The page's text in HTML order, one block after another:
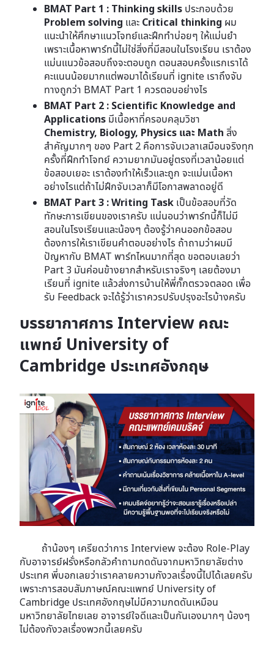
BMAT Part 1 : Thinking skills ประกอบด้วย
Problem solving และ Critical thinking ผม
แนะนำให้ศึกษาแนวโจทย์และฝึกทำบ่อยๆ ให้แม่นยำ
เพราะเนื้อหาพาร์ทนี้ไม่ใช่สิ่งที่มีสอนในโรงเรียน เราต้อง
แม่นแนวข้อสอบถึงจะตอบถูก ตอนสอบครั้งแรกเราได้
คะแนนน้อยมากแต่พอมาได้เรียนที่ ignite เราถึงจับ
ทางถูกว่า BMAT Part 1 ควรตอบอย่างไร
BMAT Part 2 : Scientific Knowledge and
Applications มีเนื้อหาที่ครอบคลุมวิชา
Chemistry, Biology, Physics และ Math สิ่ง
สำคัญมากๆ ของ Part 2 คือการจับเวลาเสมือนจริงทุก
ครั้งที่ฝึกทำโจทย์ ความยากมันอยู่ตรงที่เวลาน้อยแต่
ข้อสอบเยอะ เราต้องทำให้เร็วและถูก จะแม่นเนื้อหา
อย่างไรแต่ถ้าไม่ฝึกจับเวลาก็มีโอกาสพลาดอยู่ดี
BMAT Part 3 : Writing Task เป็นข้อสอบที่วัด
ทักษะการเขียนของเราครับ แน่นอนว่าพาร์ทนี้ก็ไม่มี
สอนในโรงเรียนและน้องๆ ต้องรู้ว่าคนออกข้อสอบ
ต้องการให้เราเขียนคำตอบอย่างไร ถ้าถามว่าผมมี
ปัญหากับ BMAT พาร์ทไหนมากที่สุด ขอตอบเลยว่า
Part 3 มันค่อนข้างยากสำหรับเราจริงๆ เลยต้องมา
เรียนที่ ignite แล้วส่งการบ้านให้พี่กั๊กตรวจตลอด เพื่อ
รับ Feedback จะได้รู้ว่าเราควรปรับปรุงอะไรบ้างครับ
บรรยากาศการ Interview คณะ
แพทย์ University of
Cambridge ประเทศอังกฤษ
ถ้าน้องๆ เครียดว่าการ Interview จะต้อง Role-Play
กับอาจารย์ฝรั่งหรือกลัวคำถามกดดันจากมหาวิทยาลัยต่าง
ประเทศ พี่บอกเลยว่าเราคลายความกังวลเรื่องนี้ไปได้เลยครับ
เพราะการสอบสัมภาษณ์คณะแพทย์ University of
Cambridge ประเทศอังกฤษไม่มีความกดดันเหมือน
มหาวิทยาลัยไทยเลย อาจารย์ใจดีและเป็นกันเองมากๆ น้องๆ
ไม่ต้องกังวลเรื่องพวกนี้เลยครับ